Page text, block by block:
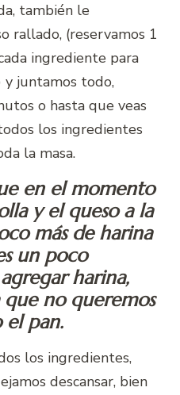
también le
rallado, (reservamos 1
ingrediente para
y juntamos todo,
o hasta que veas
los ingredientes
la masa.
en el momento
y el queso a la
más de harina
un poco
harina,
no queremos
el pan.
los ingredientes,
descansar, bien